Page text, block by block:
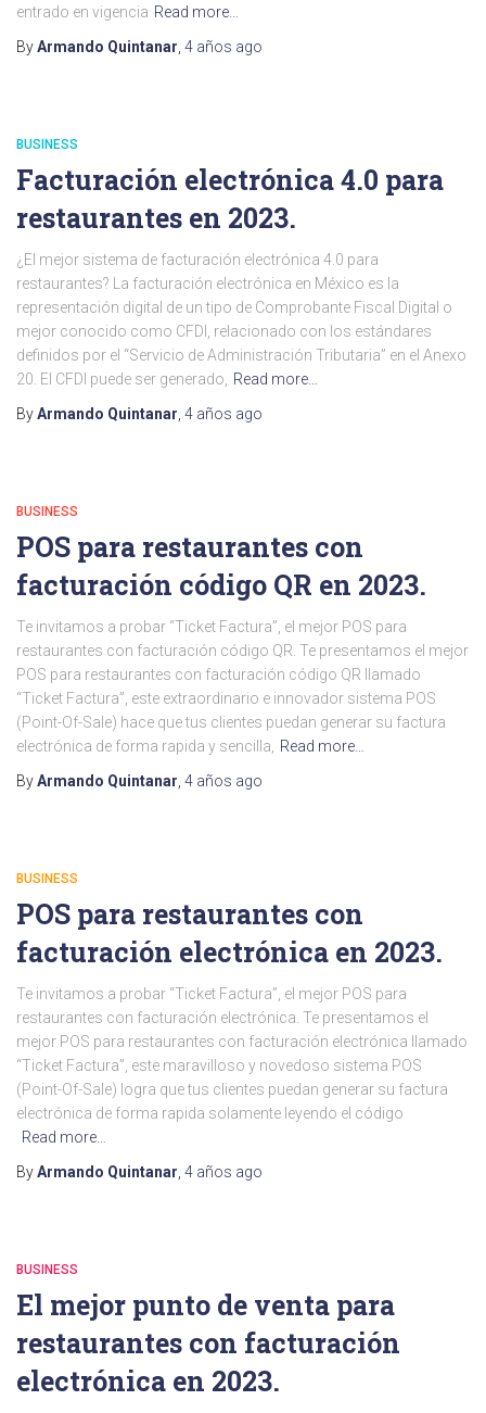
entrado en vigencia Read more…
ByArmando Quintanar 4 años ago
BUSINESS
Facturación electrónica 4.0 para
restaurantes en 2023.
¿El mejor sistema de facturación electrónica 4.0 para
restaurantes? La facturación electrónica en México es la
representación digital de un tipo de Comprobante Fiscal Digital o
mejor conocido como CFDI, relacionado con los estándares
definidos por el “Servicio de Administración Tributaria” en el Anexo
20. El CFDI puede ser generado,
Read more…
ByArmando Quintanar 4 años ago
BUSINESS
POS para restaurantes con
facturación código QR en 2023.
Te invitamos a probar “Ticket Factura”, el mejor POS para
restaurantes con facturación código QR. Te presentamos el mejor
POS para restaurantes con facturación código QR llamado
“Ticket Factura”, este extraordinario e innovador sistema POS
(Point-Of-Sale) hace que tus clientes puedan generar su factura
electrónica de forma rapida y sencilla,
Read more…
ByArmando Quintanar 4 años ago
BUSINESS
POS para restaurantes con
facturación electrónica en 2023.
Te invitamos a probar “Ticket Factura”, el mejor POS para
restaurantes con facturación electrónica. Te presentamos el
mejor POS para restaurantes con facturación electrónica llamado
“Ticket Factura”, este maravilloso y novedoso sistema POS
(Point-Of-Sale) logra que tus clientes puedan generar su factura
electrónica de forma rapida solamente leyendo el código
Read more…
ByArmando Quintanar 4 años ago
BUSINESS
El mejor punto de venta para
restaurantes con facturación
electrónica en 2023.